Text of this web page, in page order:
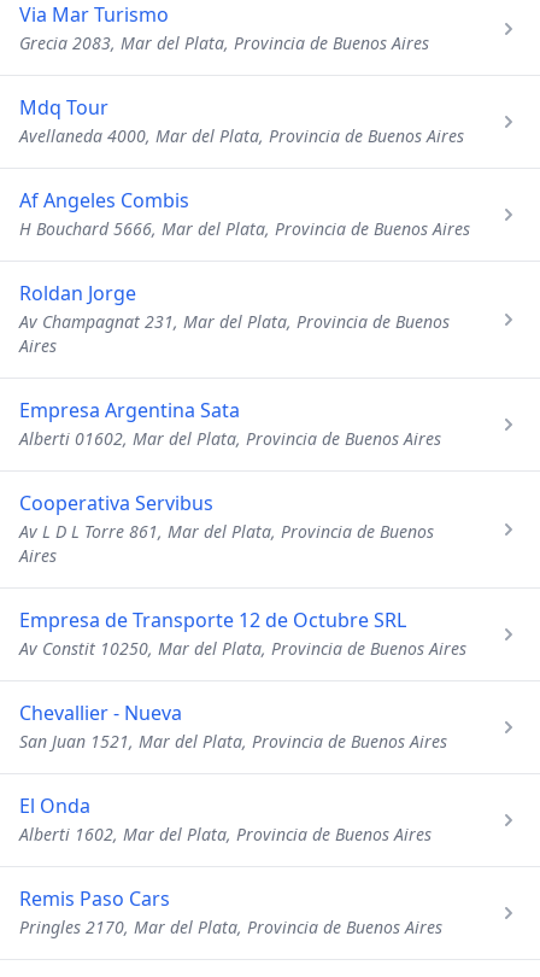
Via Mar Turismo
Grecia 2083, Mar del Plata, Provincia de Buenos Aires
Mdq Tour
Avellaneda 4000, Mar del Plata, Provincia de Buenos Aires
Af Angeles Combis
H Bouchard 5666, Mar del Plata, Provincia de Buenos Aires
Roldan Jorge
Av Champagnat 231, Mar del Plata, Provincia de Buenos
Aires
Empresa Argentina Sata
Alberti 01602, Mar del Plata, Provincia de Buenos Aires
Cooperativa Servibus
Av L D L Torre 861, Mar del Plata, Provincia de Buenos
Aires
Empresa de Transporte 12 de Octubre SRL
Av Constit 10250, Mar del Plata, Provincia de Buenos Aires
Chevallier - Nueva
San Juan 1521, Mar del Plata, Provincia de Buenos Aires
El Onda
Alberti 1602, Mar del Plata, Provincia de Buenos Aires
Remis Paso Cars
Pringles 2170, Mar del Plata, Provincia de Buenos Aires